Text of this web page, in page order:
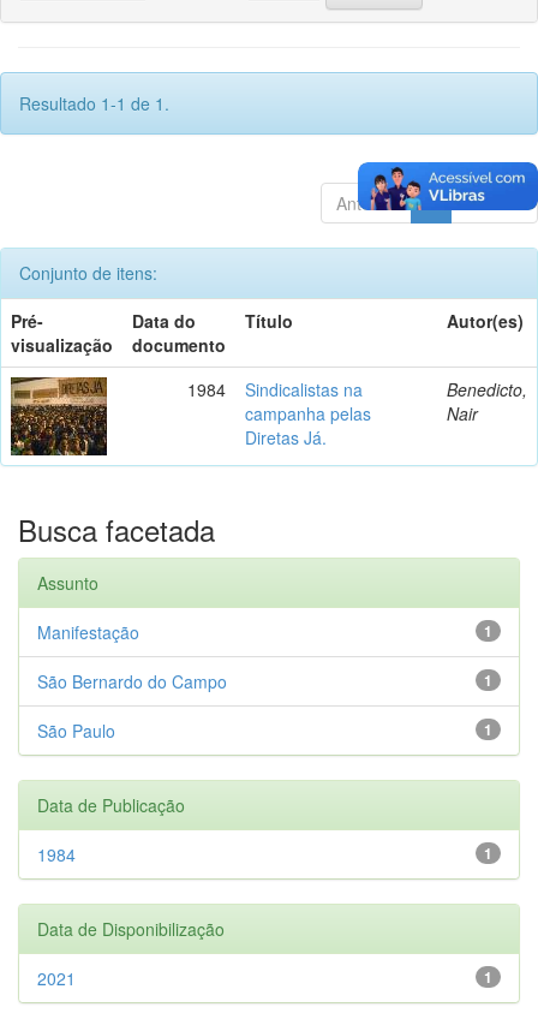
Resultado 1-1 de 1.
Anterior 1 Póximo
Conjunto de itens:
Pré-
visualização
Data do
documento
Título Autor(es)
1984
Sindicalistas na
campanha pelas
Diretas Já.
Benedicto,
Nair
Busca facetada
Assunto
1
Manifestação
1
São Bernardo do Campo
1
São Paulo
Data de Publicação
1
1984
Data de Disponibilização
1
2021